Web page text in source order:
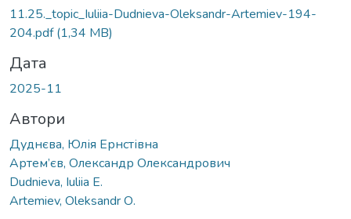
11.25._topic_Iuliia-Dudnieva-Oleksandr-Artemiev-194-
204.pdf(1,34 MB)
Дата
2025-11
Автори
Дуднєва, Юлія Ернстівна
Артем’єв, Олександр Олександрович
Dudnieva, Iuliia Е.
Artemiev, Oleksandr О.